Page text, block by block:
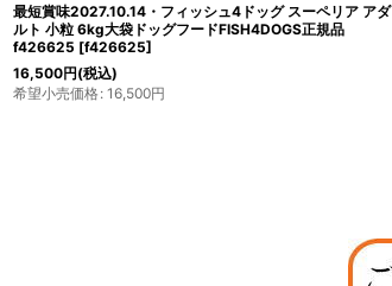
最短賞味2027.10.14・フィッシュ4ドッグ スーペリア アダ
ルト 小粒 6kg大袋ドッグフードFISH4DOGS正規品
f426625 [f426625]
16,500円(税込)
希望小売価格: 16,500円